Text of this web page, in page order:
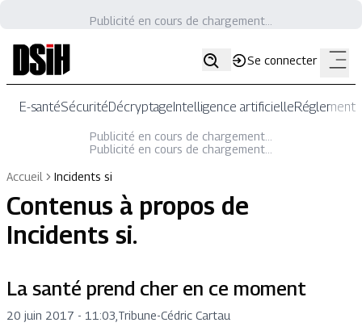
Publicité en cours de chargement...
Se connecter
E-santéSécuritéDécryptageIntelligence artificielle
Publicité en cours de chargement...
Publicité en cours de chargement...
Accueil
Incidents si
Contenus à propos de
Incidents si.
La santé prend cher en ce moment
20 juin 2017 - 11:03 Tribune-Cédric Cartau